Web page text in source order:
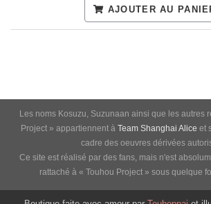
AJOUTER AU
Les noms Kosuzu, Suzunaan ainsi que les autres
Project » appartiennent à Team Shanghai Alice et
cadre des oeuvres dérivées
Ce site est réalisé par des fans, mais n'est
rattaché à « Touhou Project » sous quelque
Boutique faite avec amour par Touhoppai et